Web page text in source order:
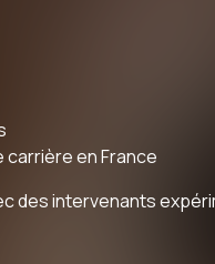
en France
des intervenants